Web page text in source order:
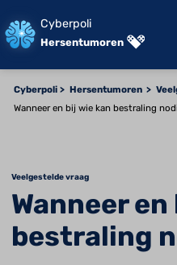
Cyberpoli
Hersentumoren
Cyberpoli Hersentumoren
Wanneer en bij wie kan bestraling
Veelgestelde vraag
Wanneer
bestraling